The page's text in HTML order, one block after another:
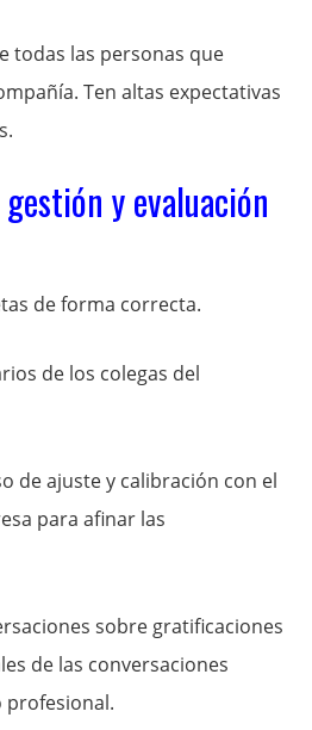
todas las personas que
Ten altas expectativas
y evaluación
de forma correcta.
de los colegas del
de ajuste y calibración con el
para afinar las
sobre gratificaciones
de las conversaciones